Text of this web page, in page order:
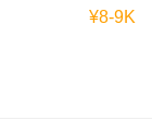
¥8-9K